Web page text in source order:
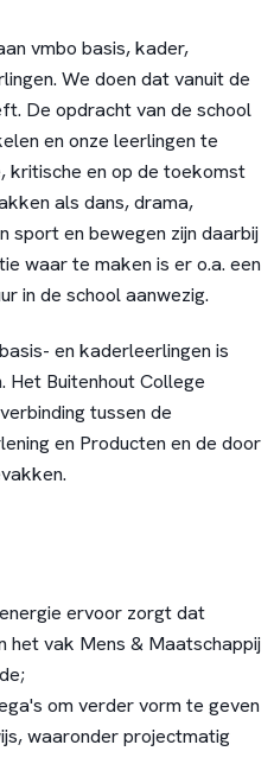
vmbo basis, kader,
We doen dat vanuit de
De opdracht van de school
en onze leerlingen te
kritische en op de toekomst
als dans, drama,
sport en bewegen zijn daarbij
waar te maken is er o.a. een
in de school aanwezig.
en kaderleerlingen is
Het Buitenhout College
tussen de
en Producten en de door
ervoor zorgt dat
het vak Mens & Maatschappij
om verder vorm te geven
waaronder projectmatig